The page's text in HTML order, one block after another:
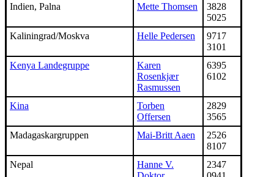
Indien, Palna Mette Thomsen
3828
5025
Kaliningrad/Moskva
Helle Pedersen
9717
3101
Kenya Landegruppe
Karen
Rosenkjær
Rasmussen
6395
6102
Kina
Torben
Offersen
2829
3565
Madagaskargruppen
Mai-Britt Aaen
2526
8107
Nepal
Hanne V.
2347